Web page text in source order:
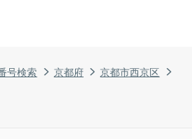
号検索 京都府
京都市西京区